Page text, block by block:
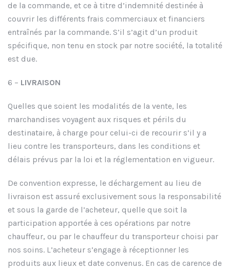
de la commande, et ce à titre d’indemnité destinée à
couvrir les différents frais commerciaux et financiers
entraînés par la commande. S’il s’agit d’un produit
spécifique, non tenu en stock par notre société, la totalité
est due.
6 – LIVRAISON
Quelles que soient les modalités de la vente, les
marchandises voyagent aux risques et périls du
destinataire, à charge pour celui-ci de recourir s’il y a
lieu contre les transporteurs, dans les conditions et
délais prévus par la loi et la réglementation en vigueur.
De convention expresse, le déchargement au lieu de
livraison est assuré exclusivement sous la responsabilité
et sous la garde de l’acheteur, quelle que soit la
participation apportée à ces opérations par notre
chauffeur, ou par le chauffeur du transporteur choisi par
nos soins. L’acheteur s’engage à réceptionner les
produits aux lieux et date convenus. En cas de carence de